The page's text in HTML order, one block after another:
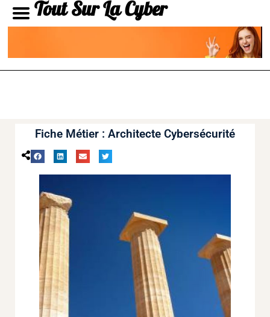
Tout Sur La Cyber
Fiche Métier : Architecte Cybersécurité